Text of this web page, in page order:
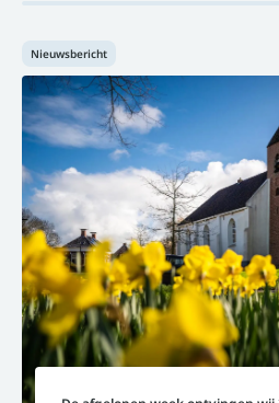
Nieuwsbericht